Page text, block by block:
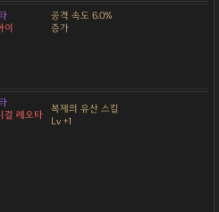
이
공격 속도 6.0%
증가
걸 레오타
복제의 유산 스킬
Lv +1